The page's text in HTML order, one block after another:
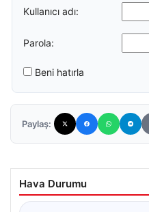
Kullanıcı adı:
Parola:
Beni hatırla
Paylaş:
Hava Durumu